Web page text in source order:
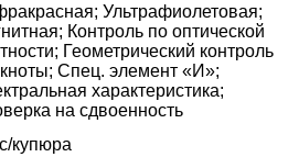
Ультрафиолетовая;
Контроль по оптической
Геометрический контроль
Спец. элемент «И»;
характеристика;
на сдвоенность
купюра